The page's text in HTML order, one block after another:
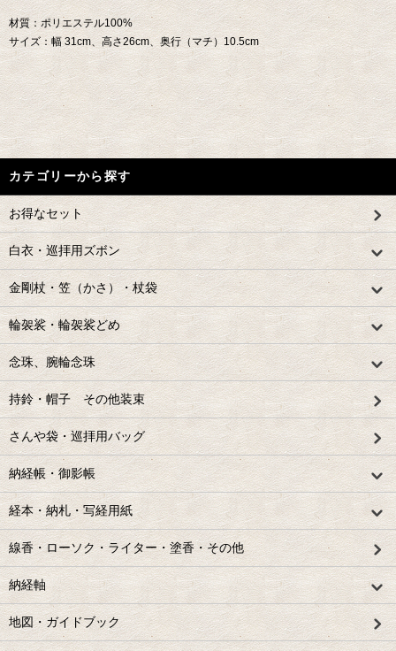
材質：ポリエステル100%
サイズ：幅 31cm、高さ26cm、奥行（マチ）10.5cm
カテゴリーから探す
お得なセット
白衣・巡拝用ズボン
金剛杖・笠（かさ）・杖袋
輪袈裟・輪袈裟どめ
念珠、腕輪念珠
持鈴・帽子 その他装束
さんや袋・巡拝用バッグ
納経帳・御影帳
経本・納札・写経用紙
線香・ローソク・ライター・塗香・その他
納経軸
地図・ガイドブック